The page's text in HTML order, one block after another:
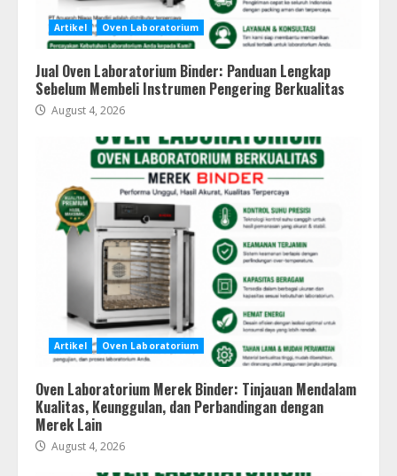
Artikel Oven Laboratorium
Jual Oven Laboratorium Binder: Panduan Lengkap
Sebelum Membeli Instrumen Pengering Berkualitas
August 4, 2026
Artikel Oven Laboratorium
Oven Laboratorium Merek Binder: Tinjauan Mendalam
Kualitas, Keunggulan, dan Perbandingan dengan
Merek Lain
August 4, 2026